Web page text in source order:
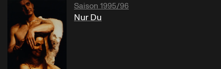
Saison 1995/96
Nur Du